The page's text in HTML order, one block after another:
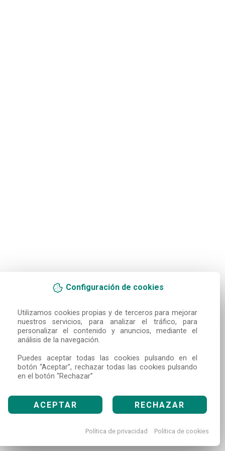
Configuración de cookies
Utilizamos cookies propias y de terceros para mejorar
nuestros servicios, para analizar el tráfico, para
personalizar el contenido y anuncios, mediante el
análisis de la navegación.
Puedes aceptar todas las cookies pulsando en el
botón “Aceptar”, rechazar todas las cookies pulsando
en el botón “Rechazar”
ACEPTAR RECHAZAR
Política de privacidad Política de cookies